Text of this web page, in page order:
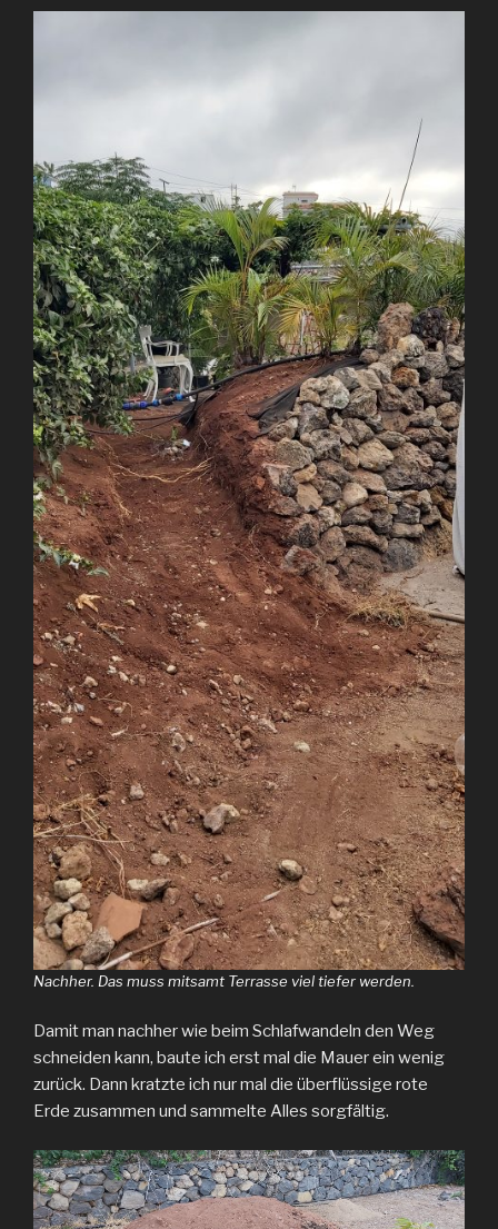
Nachher. Das muss mitsamt Terrasse viel tiefer werden.
Damit man nachher wie beim Schlafwandeln den Weg
schneiden kann, baute ich erst mal die Mauer ein wenig
zurück. Dann kratzte ich nur mal die überflüssige rote
Erde zusammen und sammelte Alles sorgfältig.